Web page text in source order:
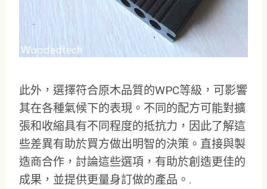
此外，選擇符合原木品質的WPC等級，可影響
其在各種氣候下的表現。不同的配方可能對擴
張和收縮具有不同程度的抵抗力，因此了解這
些差異有助於買方做出明智的決策。直接與製
造商合作，討論這些選項，有助於創造更佳的
成果，並提供更量身訂做的產品。.